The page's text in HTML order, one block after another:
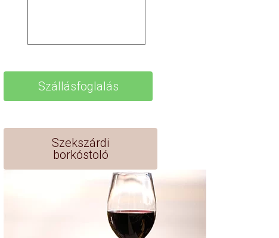
Szállásfoglalás
Szekszárdi
borkóstoló